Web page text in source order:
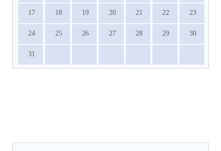
17 18 19 20 21 22 23
24 25 26 27 28 29 30
31